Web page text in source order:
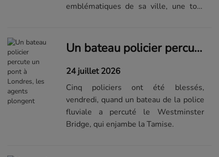
emblématiques de sa ville, une tour
Un bateau policier percute un pont à Londres, les agents plongent
24 juillet 2026
Cinq policiers ont été blessés,
vendredi, quand un bateau de la police
fluviale a percuté le Westminster
Bridge, qui enjambe la Tamise.